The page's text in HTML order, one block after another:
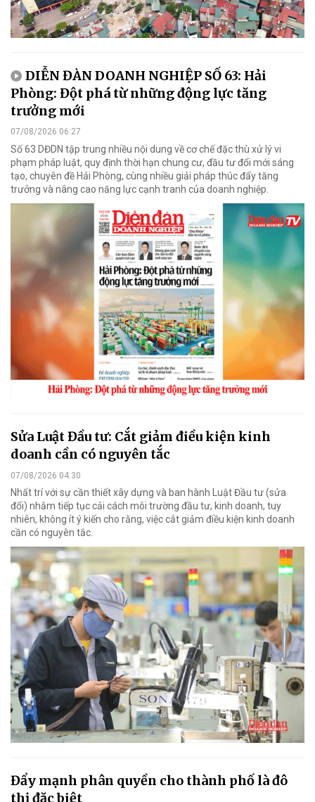
DIỄN ĐÀN DOANH NGHIỆP SỐ 63: Hải
Phòng: Đột phá từ những động lực tăng
trưởng mới
07/08/2026 06:27
Số 63 DĐDN tập trung nhiều nội dung về cơ chế đặc thù xử lý vi
phạm pháp luật, quy định thời hạn chung cư, đầu tư đổi mới sáng
tạo, chuyên đề Hải Phòng, cùng nhiều giải pháp thúc đẩy tăng
trưởng và nâng cao năng lực cạnh tranh của doanh nghiệp.
Sửa Luật Đầu tư: Cắt giảm điều kiện kinh
doanh cần có nguyên tắc
07/08/2026 04:30
Nhất trí với sự cần thiết xây dựng và ban hành Luật Đầu tư (sửa
đổi) nhằm tiếp tục cải cách môi trường đầu tư, kinh doanh, tuy
nhiên, không ít ý kiến cho rằng, việc cắt giảm điều kiện kinh doanh
cần có nguyên tắc.
Đẩy mạnh phân quyền cho thành phố là đô
thị đặc biệt